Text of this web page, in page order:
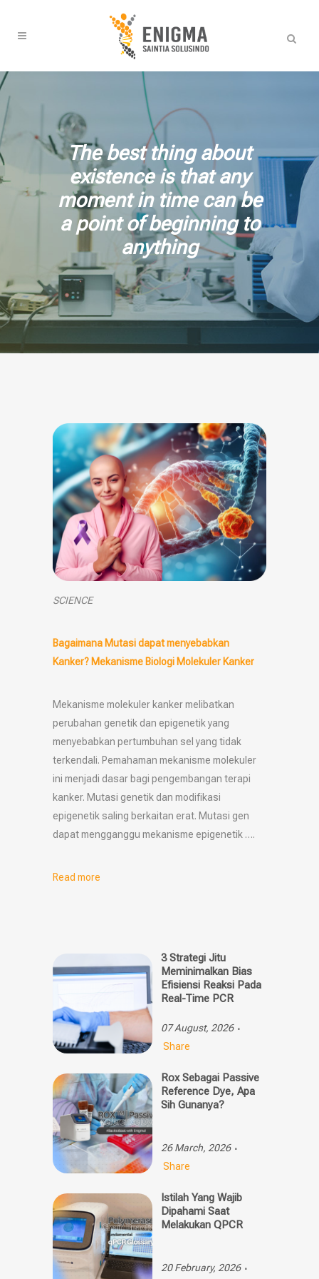
The best thing about
existence is that any
moment in time can be
a point of beginning to
anything
SCIENCE
Bagaimana Mutasi dapat menyebabkan
Kanker? Mekanisme Biologi Molekuler Kanker
Mekanisme molekuler kanker melibatkan
perubahan genetik dan epigenetik yang
menyebabkan pertumbuhan sel yang tidak
terkendali. Pemahaman mekanisme molekuler
ini menjadi dasar bagi pengembangan terapi
kanker. Mutasi genetik dan modifikasi
epigenetik saling berkaitan erat. Mutasi gen
dapat mengganggu mekanisme epigenetik ….
Read more
3 Strategi Jitu
Meminimalkan Bias
Efisiensi Reaksi Pada
Real-Time PCR
07 August, 2026
Share
Rox Sebagai Passive
Reference Dye, Apa
Sih Gunanya?
26 March, 2026
Share
Istilah Yang Wajib
Dipahami Saat
Melakukan QPCR
20 February, 2026